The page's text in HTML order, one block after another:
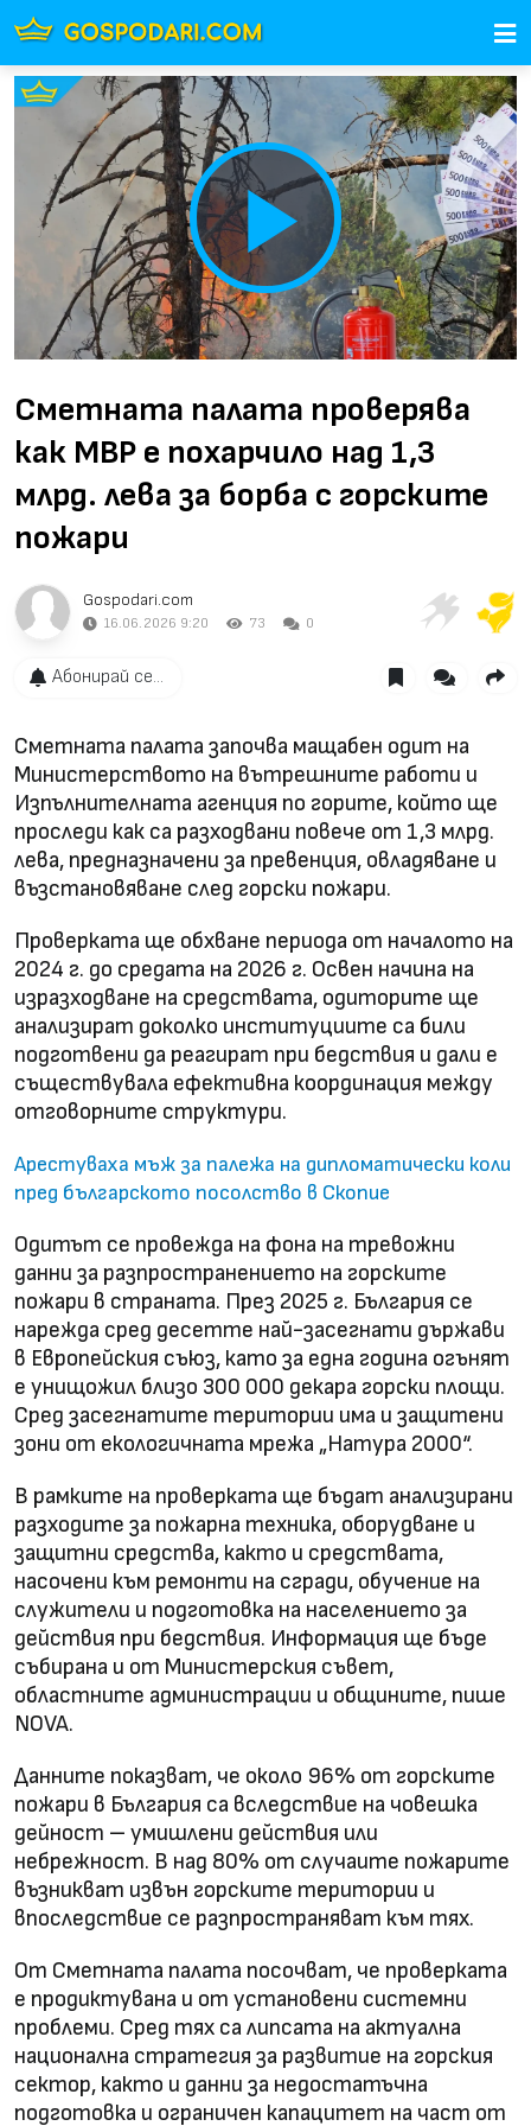
Play
Video
Сметната палата проверява
как МВР е похарчило над 1,3
млрд. лева за борба с горските
пожари
Gospodari.com
16.06.2026 9:20 73 0
Абонирай се...
Сметната палата започва мащабен одит на
Министерството на вътрешните работи и
Изпълнителната агенция по горите, който ще
проследи как са разходвани повече от 1,3 млрд.
лева, предназначени за превенция, овладяване и
възстановяване след горски пожари.
Проверката ще обхване периода от началото на
2024 г. до средата на 2026 г. Освен начина на
изразходване на средствата, одиторите ще
анализират доколко институциите са били
подготвени да реагират при бедствия и дали е
съществувала ефективна координация между
отговорните структури.
Арестуваха мъж за палежа на дипломатически коли
пред българското посолство в Скопие
Одитът се провежда на фона на тревожни
данни за разпространението на горските
пожари в страната. През 2025 г. България се
нарежда сред десетте най-засегнати държави
в Европейския съюз, като за една година огънят
е унищожил близо 300 000 декара горски площи.
Сред засегнатите територии има и защитени
зони от екологичната мрежа „Натура 2000“.
В рамките на проверката ще бъдат анализирани
разходите за пожарна техника, оборудване и
защитни средства, както и средствата,
насочени към ремонти на сгради, обучение на
служители и подготовка на населението за
действия при бедствия. Информация ще бъде
събирана и от Министерския съвет,
областните администрации и общините, пише
NOVA.
Данните показват, че около 96% от горските
пожари в България са вследствие на човешка
дейност – умишлени действия или
небрежност. В над 80% от случаите пожарите
възникват извън горските територии и
впоследствие се разпространяват към тях.
От Сметната палата посочват, че проверката
е продиктувана и от установени системни
проблеми. Сред тях са липсата на актуална
национална стратегия за развитие на горския
сектор, както и данни за недостатъчна
подготовка и ограничен капацитет на част от